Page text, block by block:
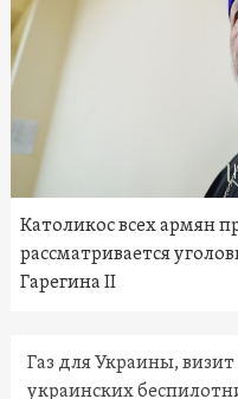
Католикос всех армян
рассматривается
Гарегина II
Газ для Украины,
украинских